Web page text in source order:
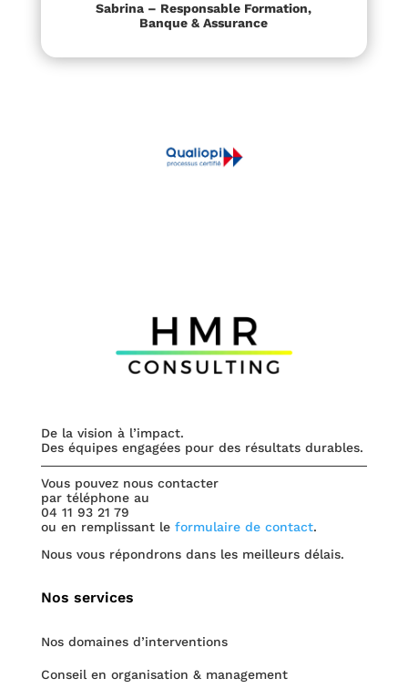
Sabrina – Responsable Formation,
Banque & Assurance
De la vision à l’impact.
Des équipes engagées pour des résultats durables.
Vous pouvez nous contacter
par téléphone au
04 11 93 21 79
ou en remplissant le formulaire de contact.
Nous vous répondrons dans les meilleurs délais.
Nos services
Nos domaines d’interventions
Conseil en organisation & management